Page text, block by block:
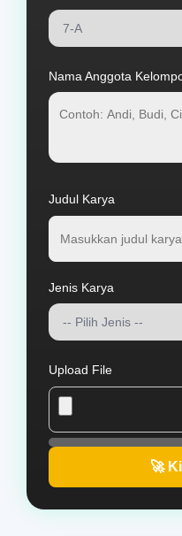
Nama Anggota
Judul Karya
Jenis Karya
Upload File
🚀